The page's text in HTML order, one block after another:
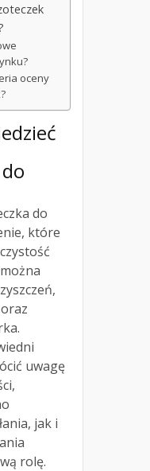
oceny
do
które
uwagę
jak i
rolę.